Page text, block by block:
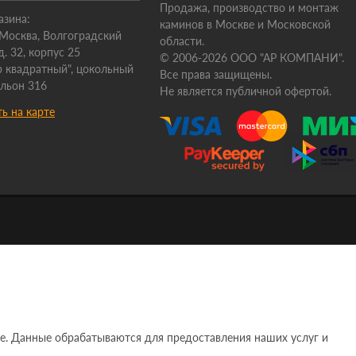
Волгоградский
32, корпус 25
цокольный
316
на карте
Продажа, производство и монтаж
каминов в Москве и Московской
области.
© 2006-2026 ООО "АР КОМПАНИ".
Все права защищены.
Не является публичной офертой.
обрабатываются для предоставления наших услуг и